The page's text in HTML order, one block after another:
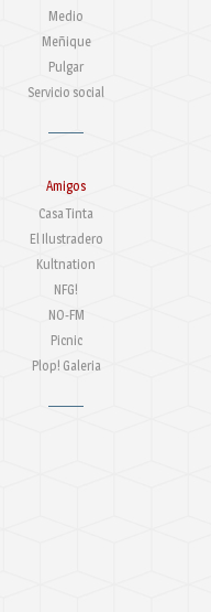
Medio
Meñique
Pulgar
Servicio social
Amigos
Casa Tinta
El Ilustradero
Kultnation
NFG!
NO-FM
Picnic
Plop! Galeria